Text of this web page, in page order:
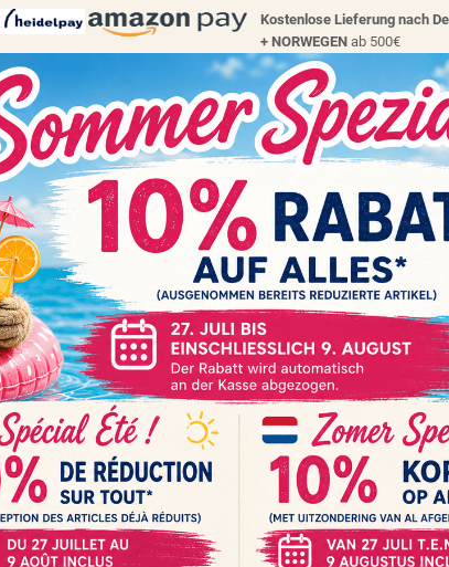
Kostenlose Lieferung nach
+ NORWEGEN ab 500€